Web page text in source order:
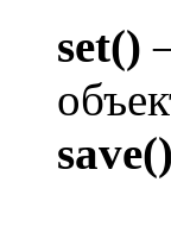
set()
save()